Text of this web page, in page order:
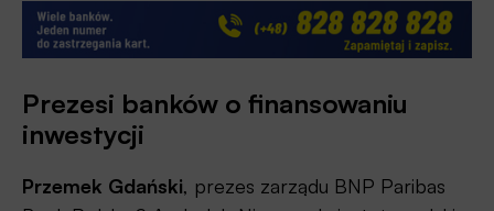
Prezesi banków o finansowaniu
inwestycji
Przemek Gdański, prezes zarządu BNP Paribas